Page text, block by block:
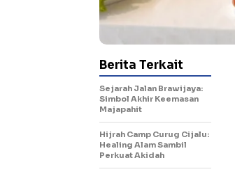
Berita Terkait
Sejarah Jalan Brawijaya:
Simbol Akhir Keemasan
Majapahit
Hijrah Camp Curug Cijalu:
Healing Alam Sambil
Perkuat Akidah